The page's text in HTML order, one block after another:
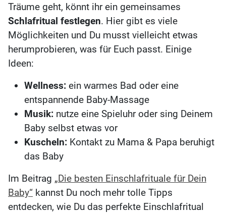
Träume geht, könnt ihr ein gemeinsames
Schlafritual festlegen. Hier gibt es viele
Möglichkeiten und Du musst vielleicht etwas
herumprobieren, was für Euch passt. Einige
Ideen:
Wellness: ein warmes Bad oder eine
entspannende Baby-Massage
Musik: nutze eine Spieluhr oder sing Deinem
Baby selbst etwas vor
Kuscheln: Kontakt zu Mama & Papa beruhigt
das Baby
Im Beitrag „Die besten Einschlafrituale für Dein
Baby“ kannst Du noch mehr tolle Tipps
entdecken, wie Du das perfekte Einschlafritual